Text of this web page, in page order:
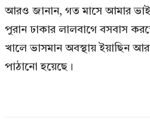
আরও জানান, গত মাসে আমার ভাই
পুরান ঢাকার লালবাগে বসবাস
খালে ভাসমান অবস্থায় ইয়াছিন
পাঠানো হয়েছে।